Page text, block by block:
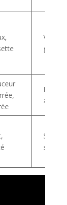
gratins
Rôtie,
Salsa,
sauces